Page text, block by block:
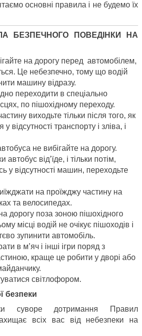
основні правила і не будемо їх
БЕЗПЕЧНОГО ПОВЕДІНКИ НА
на дорогу перед автомобілем,
Це небезпечно, тому що водій
машину відразу.
переходити в спеціально
по пішохідному переходу.
виходьте тільки після того, як
відсутності транспорту і зліва, і
не вибігайте на дорогу.
автобус від’їде, і тільки потім,
у відсутності машин, переходьте
на проїжджу частину на
та велосипедах.
дорогу поза зоною пішохідного
місці водій не очікує пішоходів і
зупинити автомобіль.
в м’яч і інші ігри поряд з
краще це робити у дворі або
світлофором.
безпеки
суворе дотримання Правил
всіх вас від небезпеки на